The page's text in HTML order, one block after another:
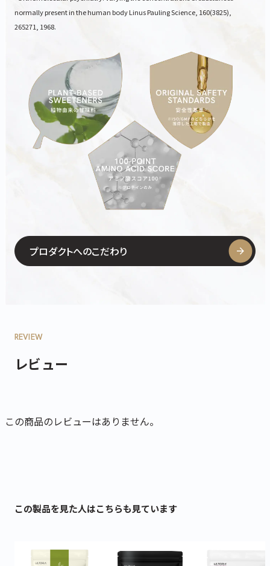
normally present in the human body Linus Pauling Science, 160(3825),
265271, 1968.
プロダクトへのこだわり
REVIEW
レビュー
この商品のレビューはありません。
この製品を見た人はこちらも見ています